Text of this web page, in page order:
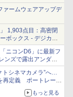
ァームウェアアップデ
1,903点目：高密閉
ボックス - デジカメ
ニコンD6」に最新フ
ンズで露出アンダー
トシネマカメラ”へ…
再定義 ポートレート
もっと見る